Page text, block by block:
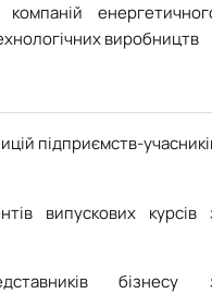
виробництв
підприємств-
випускових курсів
бізнесу